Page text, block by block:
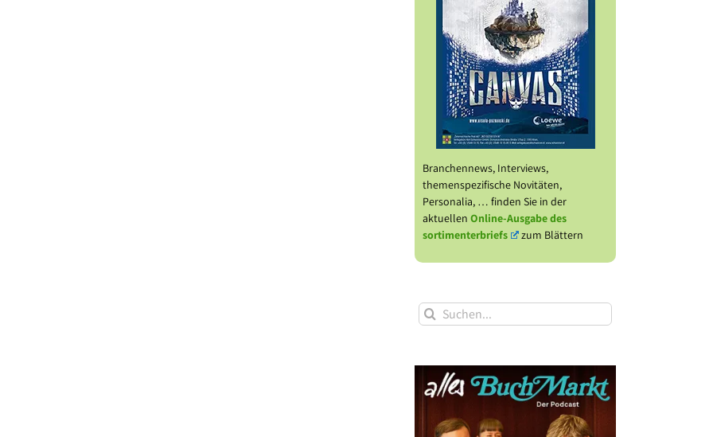
Branchennews, Interviews,
themenspezifische Novitäten,
Personalia, … finden Sie in der
aktuellen Online-Ausgabe des
sortimenterbriefs
zum Blättern
Suche
nach: